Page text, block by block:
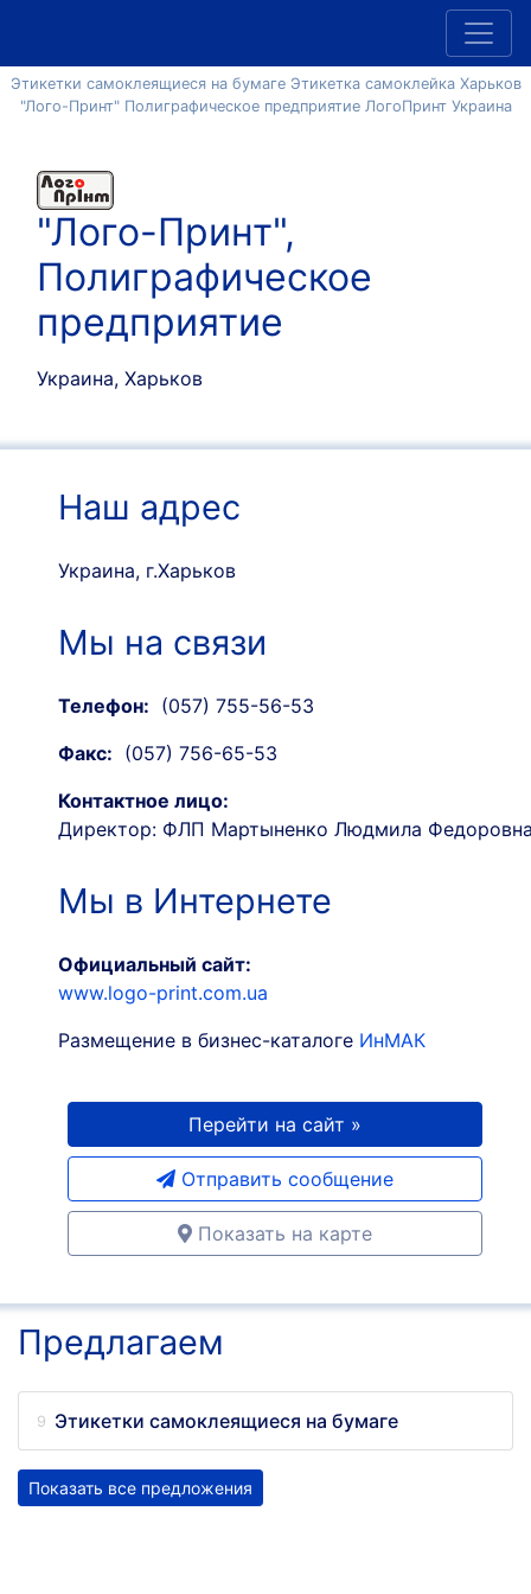
Этикетки самоклеящиеся на бумаге Этикетка самоклейка Харьков
"Лого-Принт" Полиграфическое предприятие ЛогоПринт Украина
"Лого-Принт",
Полиграфическое
предприятие
Украина, Харьков
Наш адрес
Украина, г.Харьков
Мы на связи
Телефон: (057) 755-56-53
Факс: (057) 756-65-53
Контактное лицо:
Директор: ФЛП Мартыненко Людмила
Мы в Интернете
Официальный сайт:
www.logo-print.com.ua
Размещение в бизнес-каталоге ИнМАК
Перейти на сайт »
Отправить сообщение
Показать на карте
Предлагаем
Этикетки самоклеящиеся на бумаге
Показать все предложения